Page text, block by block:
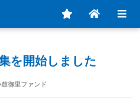
を開始しました
御里ファンド